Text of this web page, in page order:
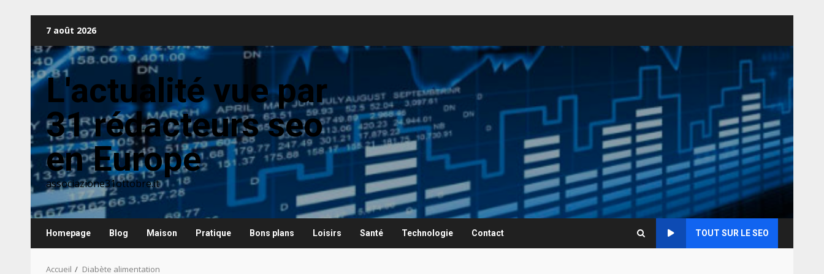
contenu
7 août 2026
L'actualité vue par
31 rédacteurs seo
en Europe
associazione31ottobre.it
Homepage Blog Maison Pratique Bons plans Loisirs Santé Technologie Contact TOUT SUR LE SEO
Accueil Diabète alimentation